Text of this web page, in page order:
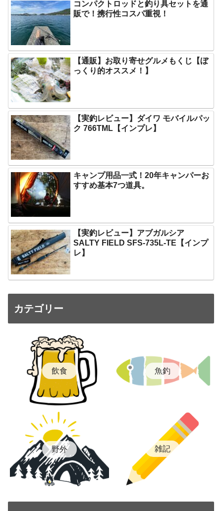
コンパクトロッドと釣り具セットを通
販で！携行性コスパ重視！
【通販】お取り寄せグルメもくじ【ぼ
っくり的オススメ！】
【実釣レビュー】ダイワ モバイルパッ
ク 766TML【インプレ】
キャンプ用品一式！20年キャンパーお
すすめ基本7つ道具。
【実釣レビュー】アブガルシア
SALTY FIELD SFS-735L-TE【インプ
レ】
カテゴリー
飲食 魚釣
野外 雑記